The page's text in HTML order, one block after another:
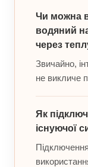
Чи можна
водяний
через
Звичайно,
не викличе
Як
існуючої